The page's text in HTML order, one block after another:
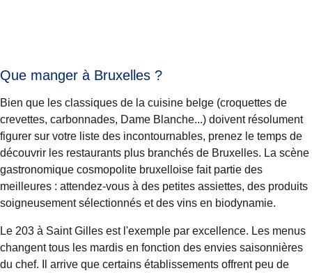
Que manger à Bruxelles ?
Bien que les classiques de la cuisine belge (croquettes de
crevettes, carbonnades, Dame Blanche...) doivent résolument
figurer sur votre liste des incontournables, prenez le temps de
découvrir les restaurants plus branchés de Bruxelles. La scène
gastronomique cosmopolite bruxelloise fait partie des
meilleures : attendez-vous à des petites assiettes, des produits
soigneusement sélectionnés et des vins en biodynamie.
Le 203 à Saint Gilles est l'exemple par excellence. Les menus
changent tous les mardis en fonction des envies saisonnières
du chef. Il arrive que certains établissements offrent peu de